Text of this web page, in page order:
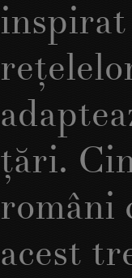
ţări.
români
acest